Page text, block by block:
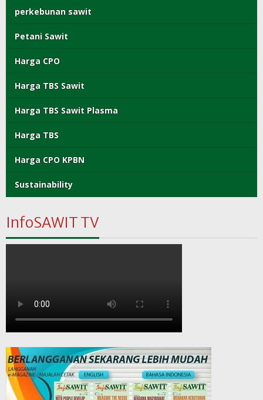
perkebunan sawit
Petani Sawit
Harga CPO
Harga TBS Sawit
Harga TBS Sawit Plasma
Harga TBS
Harga CPO KPBN
Sustainability
InfoSAWIT TV